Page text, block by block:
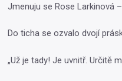
Jmenuju se Rose Larkinová
Do ticha se ozvalo dvojí
„Už je tady! Je uvnitř. Určitě